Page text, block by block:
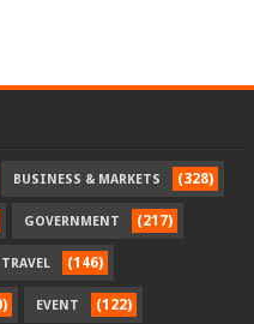
BUSINESS & MARKETS (328)
GOVERNMENT (217)
TRAVEL (146)
EVENT (122)